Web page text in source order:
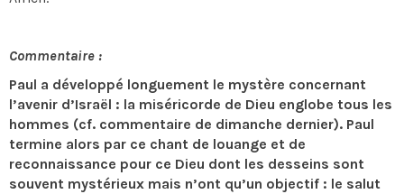
Commentaire :
Paul a développé longuement le mystère concernant
l’avenir d’Israël : la miséricorde de Dieu englobe tous les
hommes (cf. commentaire de dimanche dernier). Paul
termine alors par ce chant de louange et de
reconnaissance pour ce Dieu dont les desseins sont
souvent mystérieux mais n’ont qu’un objectif : le salut